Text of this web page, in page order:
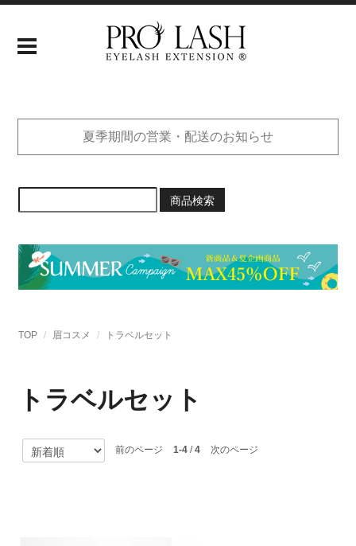
夏季期間の営業・配送のお知らせ
商品検索
TOP 眉コスメ トラベルセット
トラベルセット
前のページ 1-4 /4 次のページ